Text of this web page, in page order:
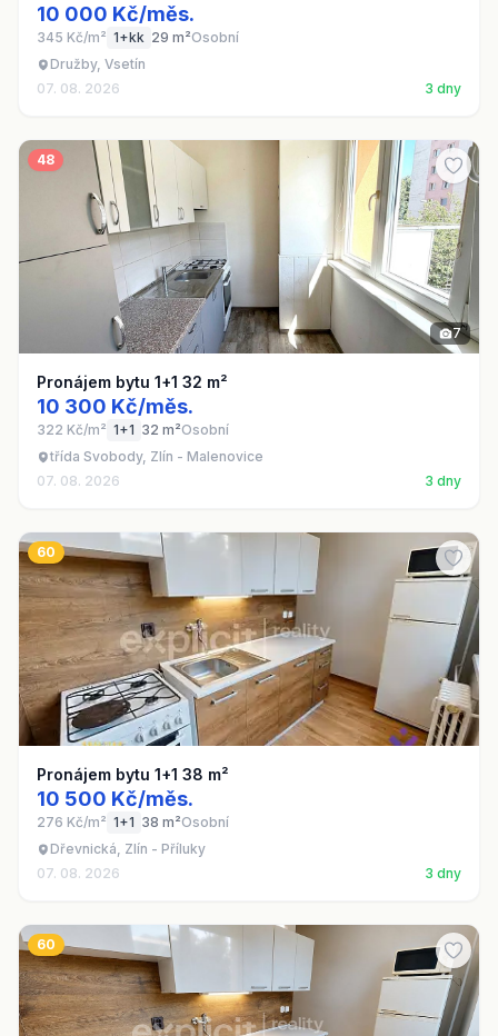
10 000 Kč/měs.
345 Kč/m² 1+kk 29 m²Osobní
Družby, Vsetín
07. 08. 2026
3 dny
48
7
Pronájem bytu 1+1 32 m²
10 300 Kč/měs.
322 Kč/m² 1+1 32 m²Osobní
třída Svobody, Zlín - Malenovice
07. 08. 2026
3 dny
60
Pronájem bytu 1+1 38 m²
10 500 Kč/měs.
276 Kč/m² 1+1 38 m²Osobní
Dřevnická, Zlín - Příluky
07. 08. 2026
3 dny
60